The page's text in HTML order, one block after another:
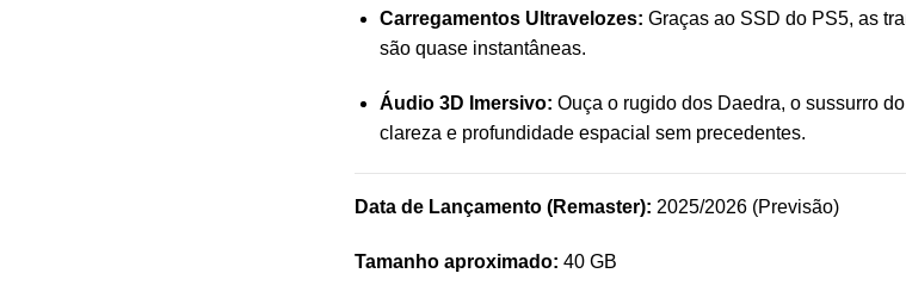
Carregamentos Ultravelozes: Graças ao SSD do PS5, as
são quase instantâneas.
Áudio 3D Imersivo: Ouça o rugido dos Daedra, o sussurro
clareza e profundidade espacial sem precedentes.
Data de Lançamento (Remaster): 2025/2026 (Previsão)
Tamanho aproximado: 40 GB